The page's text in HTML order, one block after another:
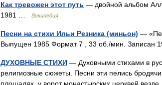
Как тревожен этот путь — двойной альбом
1981 …
Википедия
Песни на стихи Ильи Резника (миньон) —
Выпущен 1985 Формат 7 , 33 об./мин. Записан
ДУХОВНЫЕ СТИХИ — Духовными стихами в
религиозные сюжеты. Песни эти пелись